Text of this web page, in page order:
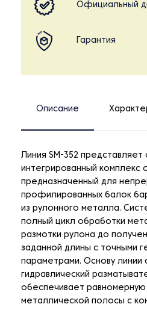
Официальный
Гарантия
Описание
Линия SM-352 представляет
интегрированный комплекс
предназначенный для
профилированных балок
из рулонного металла.
полный цикл обработки
размотки рулона до
заданной длины с точными
параметрами. Основу линии
гидравлический
обеспечивает равномерную
металлической полосы с